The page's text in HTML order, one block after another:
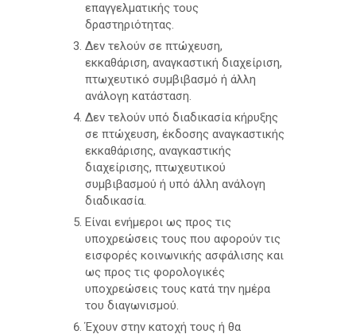
επαγγελματικής τους
δραστηριότητας.
Δεν τελούν σε πτώχευση,
εκκαθάριση, αναγκαστική διαχείριση,
πτωχευτικό συμβιβασμό ή άλλη
ανάλογη κατάσταση.
Δεν τελούν υπό διαδικασία κήρυξης
σε πτώχευση, έκδοσης αναγκαστικής
εκκαθάρισης, αναγκαστικής
διαχείρισης, πτωχευτικού
συμβιβασμού ή υπό άλλη ανάλογη
διαδικασία.
Είναι ενήμεροι ως προς τις
υποχρεώσεις τους που αφορούν τις
εισφορές κοινωνικής ασφάλισης και
ως προς τις φορολογικές
υποχρεώσεις τους κατά την ημέρα
του διαγωνισμού.
Έχουν στην κατοχή τους ή θα